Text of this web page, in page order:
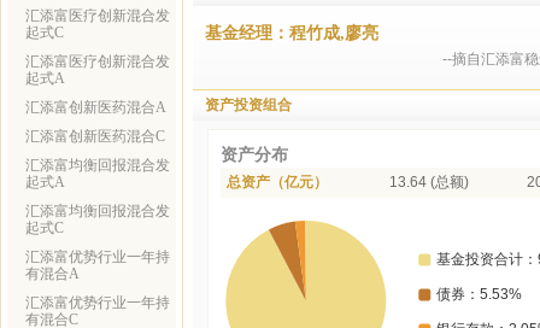
汇添富医疗创新混合发
起式C
汇添富医疗创新混合发
起式A
汇添富创新医药混合A
汇添富创新医药混合C
汇添富均衡回报混合发
起式A
汇添富均衡回报混合发
起式C
汇添富优势行业一年持
有混合A
汇添富优势行业一年持
有混合C
基金经理：程竹成,廖亮
--摘自汇添富
资产投资组合
资产分布
总资产（亿元） 13.64 (总额)